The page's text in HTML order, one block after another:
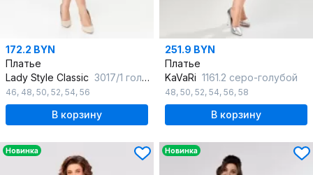
172.2 BYN
Платье
Lady Style Classic 3017/1 голубые-тона
46, 48, 50, 52, 54, 56
В корзину
251.9 BYN
Платье
KaVaRi 1161.2 серо-голубой
48, 50, 52, 54, 56, 58
В корзину
Новинка Новинка